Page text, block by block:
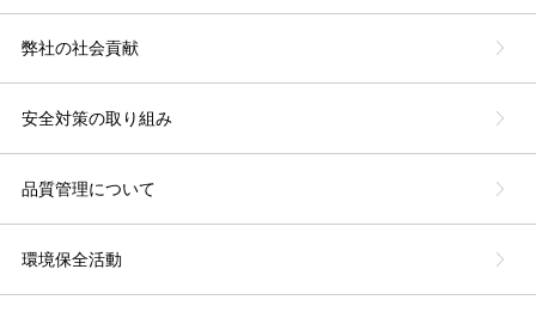
弊社の社会貢献
安全対策の取り組み
品質管理について
環境保全活動